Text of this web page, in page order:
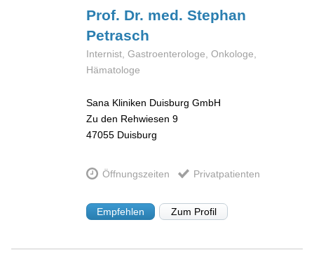
Prof. Dr. med. Stephan
Petrasch
Internist, Gastroenterologe, Onkologe,
Hämatologe
Sana Kliniken Duisburg GmbH
Zu den Rehwiesen 9
47055 Duisburg
Öffnungszeiten Privatpatienten
Empfehlen Zum Profil